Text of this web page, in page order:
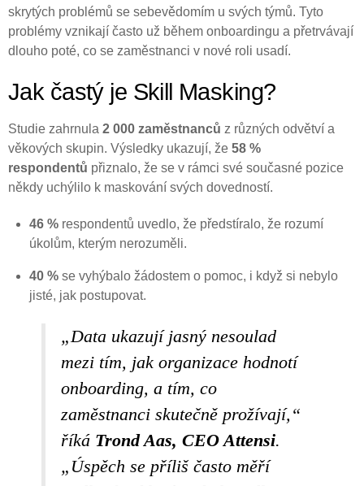
skrytých problémů se sebevědomím u svých týmů. Tyto
problémy vznikají často už během onboardingu a přetrvávají
dlouho poté, co se zaměstnanci v nové roli usadí.
Jak častý je Skill Masking?
Studie zahrnula 2 000 zaměstnanců z různých odvětví a
věkových skupin. Výsledky ukazují, že 58 %
respondentů přiznalo, že se v rámci své současné pozice
někdy uchýlilo k maskování svých dovedností.
46 %respondentů uvedlo, že předstíralo, že rozumí
úkolům, kterým nerozuměli.
40 %se vyhýbalo žádostem o pomoc, i když si nebylo
jisté, jak postupovat.
„Data ukazují jasný nesoulad
mezi tím, jak organizace hodnotí
onboarding, a tím, co
zaměstnanci skutečně prožívají,“
říká Trond Aas, CEO Attensi.
„Úspěch se příliš často měří